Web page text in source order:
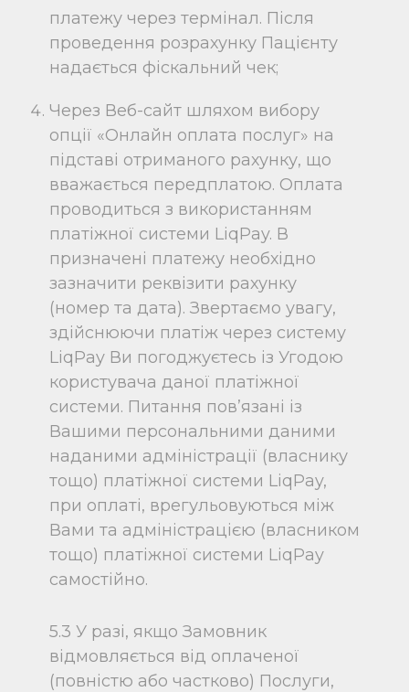
платежу через термінал. Після
проведення розрахунку Пацієнту
надається фіскальний чек;
Через Веб-сайт шляхом вибору
опції «Онлайн оплата послуг» на
підставі отриманого рахунку, що
вважається передплатою. Оплата
проводиться з використанням
платіжної системи LiqPay. В
призначені платежу необхідно
зазначити реквізити рахунку
(номер та дата). Звертаємо увагу,
здійснюючи платіж через систему
LiqPay Ви погоджуєтесь із Угодою
користувача даної платіжної
системи. Питання пов’язані із
Вашими персональними даними
наданими адміністрації (власнику
тощо) платіжної системи LiqPay,
при оплаті, врегульовуються між
Вами та адміністрацією (власником
тощо) платіжної системи LiqPay
самостійно.
5.3 У разі, якщо Замовник
відмовляється від оплаченої
(повністю або частково) Послуги,